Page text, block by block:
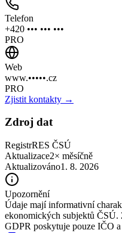
Telefon
+420 ••• ••• •••
PRO
Web
www.•••••.cz
PRO
Zjistit kontakty →
Zdroj dat
RegistrRES ČSÚ
Aktualizace2× měsíčně
Aktualizováno1. 8. 2026
Upozornění
Údaje mají informativní
ekonomických subjektů ČSÚ.
GDPR poskytuje pouze IČO